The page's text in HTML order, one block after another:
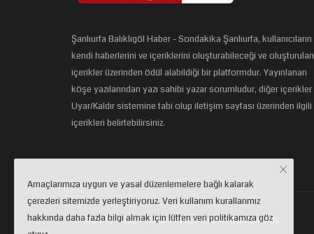
Şanlıurfa Balıklıgöl Haber - Sondakika Şanlıurfa, kullanıcıların
kendi haberlerini ve içeriklerini oluşturabileceği ve oluşturulan
içerikler üzerinden ödül alabildiği bir platformdur. Yayınlanan
köşe yazılarından yazı sahibi yazar sorumludur, diğer içerikler
Uyar/Kaldır sistemine tabi olup iletişim sayfası üzerinden ilgili
içerikleri belirtebilirsiniz.
Copyright 2024 | eCloud Tech. Tüm hakları saklıdır.
Amaçlarımıza uygun ve yasal düzenlemelere bağlı kalarak
çerezleri sitemizde yerleştiriyoruz. Veri kullanım kurallarımız
hakkında daha fazla bilgi almak için lütfen veri politikamıza göz